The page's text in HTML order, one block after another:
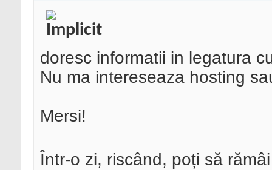
doresc informatii in legatura
Nu ma intereseaza hosting
Mersi!
Într-o zi, riscând, poți să